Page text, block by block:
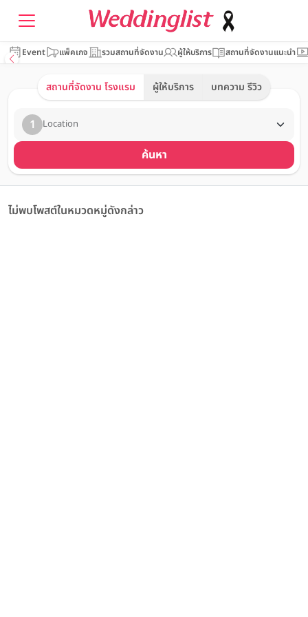
Event แพ็คเกจ รวมสถานที่จัดงาน ผู้ให้บริการ สถานที่จัดงานแนะนำ
สถานที่จัดงาน โรงแรม ผู้ให้บริการ บทความ รีวิว
1 Location
ค้นหา
ไม่พบโพสต์ในหมวดหมู่ดังกล่าว